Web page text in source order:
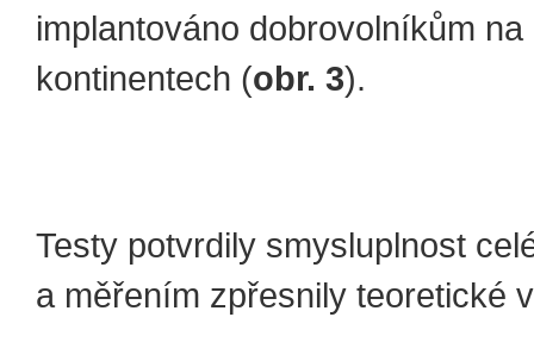
implantováno dobrovolníkům
kontinentech (obr. 3).
Testy potvrdily smysluplnost
a měřením zpřesnily teoretické